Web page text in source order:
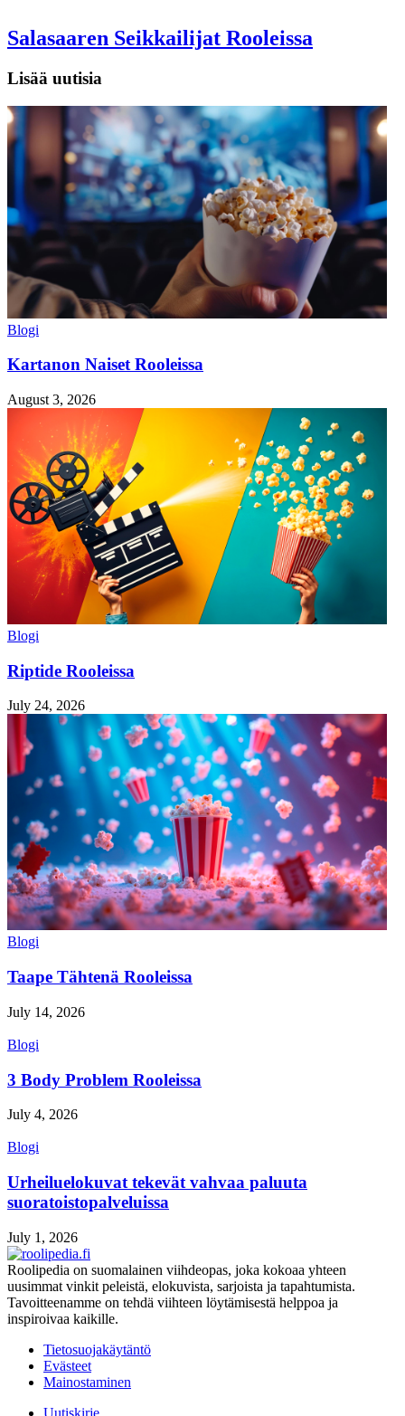
Salasaaren Seikkailijat Rooleissa
Lisää uutisia
Blogi
Kartanon Naiset Rooleissa
August 3, 2026
Blogi
Riptide Rooleissa
July 24, 2026
Blogi
Taape Tähtenä Rooleissa
July 14, 2026
Blogi
3 Body Problem Rooleissa
July 4, 2026
Blogi
Urheiluelokuvat tekevät vahvaa paluuta
suoratoistopalveluissa
July 1, 2026
Roolipedia on suomalainen viihdeopas, joka kokoaa yhteen
uusimmat vinkit peleistä, elokuvista, sarjoista ja tapahtumista.
Tavoitteenamme on tehdä viihteen löytämisestä helppoa ja
inspiroivaa kaikille.
Tietosuojakäytäntö
Evästeet
Mainostaminen
Uutiskirje